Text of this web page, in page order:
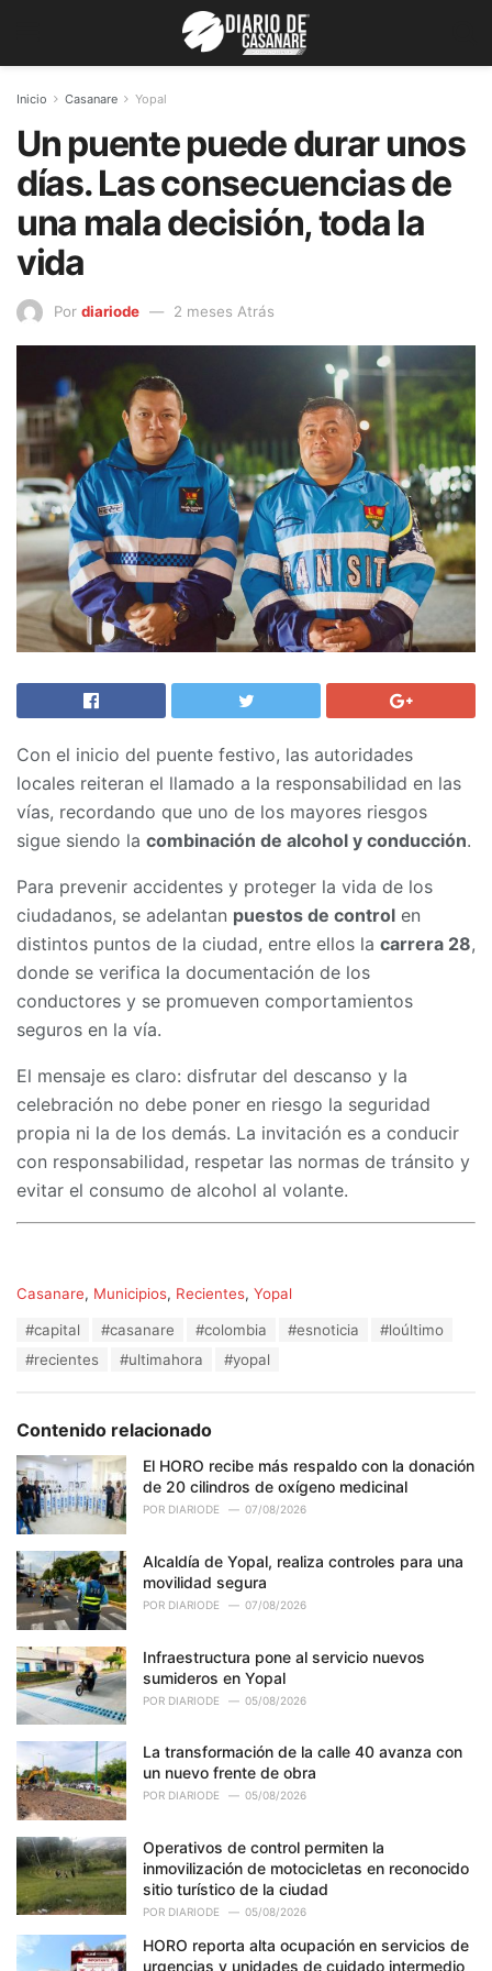
Inicio Casanare Yopal
Un puente puede durar unos
días. Las consecuencias de
una mala decisión, toda la
vida
Por diariode 2 meses Atrás
Con el inicio del puente festivo, las autoridades
locales reiteran el llamado a la responsabilidad en las
vías, recordando que uno de los mayores riesgos
sigue siendo la combinación de alcohol y conducción.
Para prevenir accidentes y proteger la vida de los
ciudadanos, se adelantan puestos de control en
distintos puntos de la ciudad, entre ellos la carrera 28,
donde se verifica la documentación de los
conductores y se promueven comportamientos
seguros en la vía.
El mensaje es claro: disfrutar del descanso y la
celebración no debe poner en riesgo la seguridad
propia ni la de los demás. La invitación es a conducir
con responsabilidad, respetar las normas de tránsito y
evitar el consumo de alcohol al volante.
C
i
s
:
Casanare, Municipios, Recientes, Yopal
#capital #casanare #colombia #esnoticia
#loúltimo
#recientes
#ultimahora #yopal
Contenido relacionado
El HORO recibe más respaldo con la donación
de 20 cilindros de oxígeno medicinal
POR DIARIODE 07/08/2026
Alcaldía de Yopal, realiza controles para una
movilidad segura
POR DIARIODE 07/08/2026
Infraestructura pone al servicio nuevos
sumideros en Yopal
POR DIARIODE 05/08/2026
La transformación de la calle 40 avanza con
un nuevo frente de obra
POR DIARIODE 05/08/2026
Operativos de control permiten la
inmovilización de motocicletas en reconocido
sitio turístico de la ciudad
POR DIARIODE 05/08/2026
HORO reporta alta ocupación en servicios de
urgencias y unidades de cuidado intermedio